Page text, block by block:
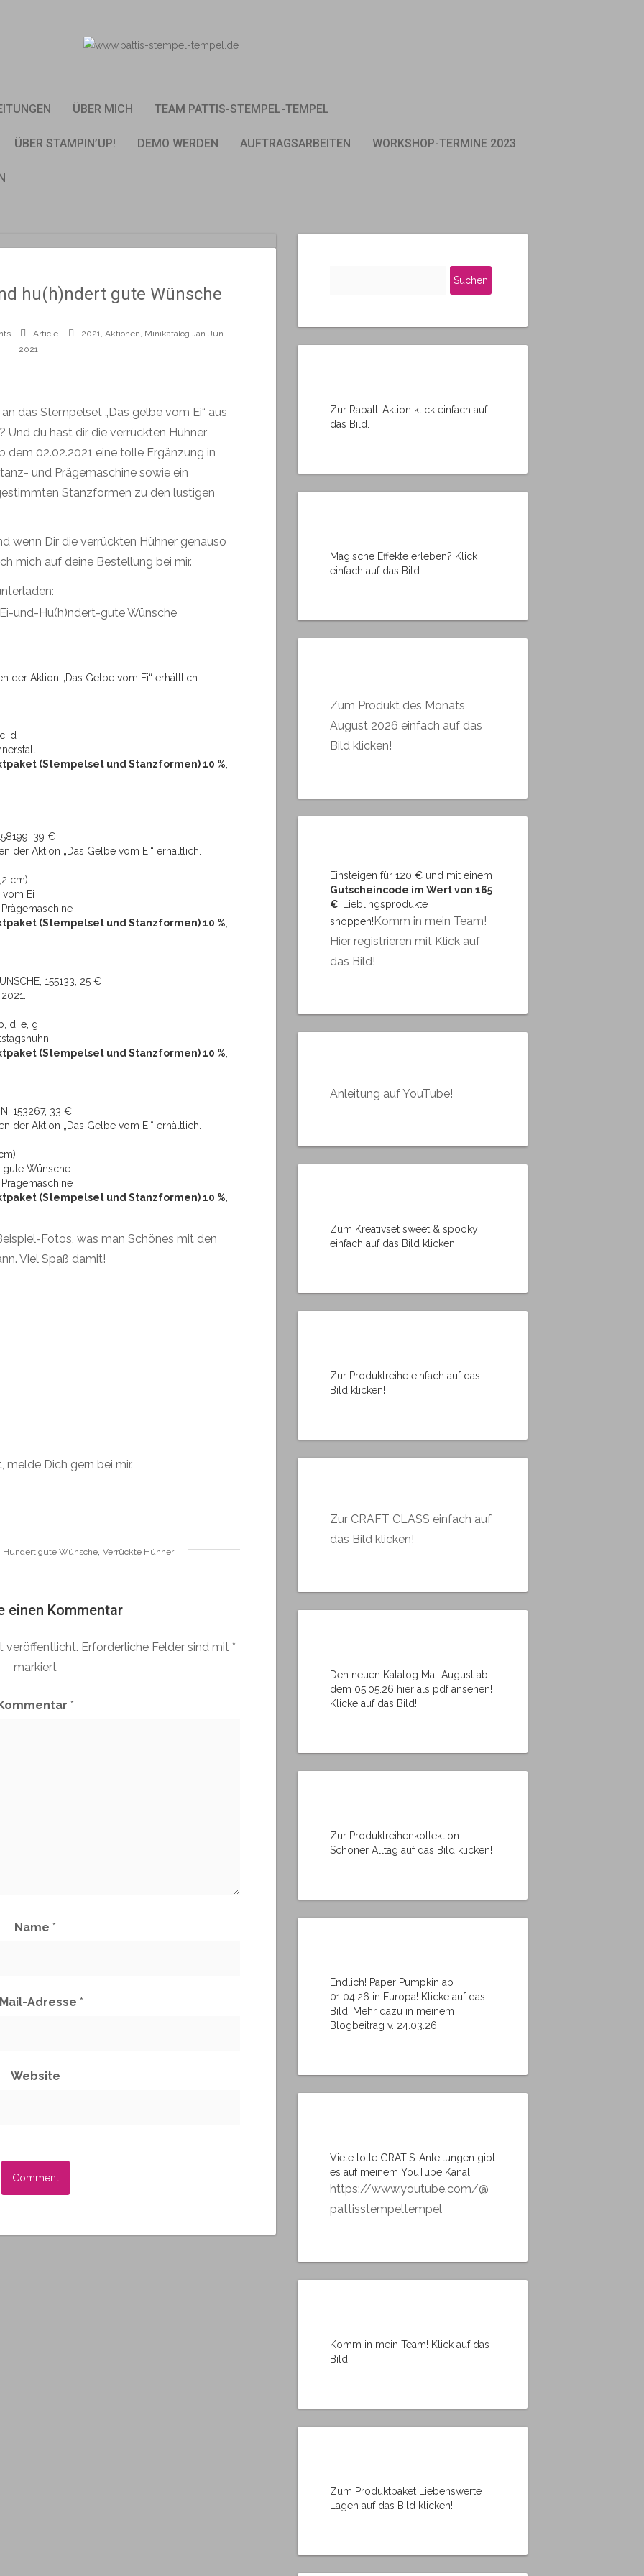
ÜBER MICH TEAM PATTIS-STEMPEL-TEMPEL
ÜBER STAMPIN’UP! DEMO WERDEN AUFTRAGSARBEITEN WORKSHOP-TERMINE 2023
hu(h)ndert gute Wünsche
Article 2021, Aktionen, Minikatalog Jan-Jun
2021
das Stempelset „Das gelbe vom Ei“ aus
Und du hast dir die verrückten Hühner
02.02.2021 eine tolle Ergänzung in
und Prägemaschine sowie ein
Stanzformen zu den lustigen
wenn Dir die verrückten Hühner genauso
mich auf deine Bestellung bei mir.
und-Hu(h)ndert-gute Wünsche
der Aktion „Das Gelbe vom Ei“ erhältlich
d
(Stempelset und Stanzformen) 10 %
39 €
der Aktion „Das Gelbe vom Ei“ erhältlich.
cm)
vom Ei
(Stempelset und Stanzformen) 10 %
155133, 25 €
d, e, g
(Stempelset und Stanzformen) 10 %
153267, 33 €
der Aktion „Das Gelbe vom Ei“ erhältlich.
gute Wünsche
(Stempelset und Stanzformen) 10 %
Fotos, was man Schönes mit den
Viel Spaß damit!
melde Dich gern bei mir.
Hundert gute Wünsche, Verrückte Hühner
einen Kommentar
veröffentlicht. Erforderliche Felder sind mit *
markiert
*
Name *
Adresse *
Website
Zur Rabatt-Aktion klick einfach auf
das Bild.
Magische Effekte erleben? Klick
einfach auf das Bild.
Zum Produkt des Monats
August 2026 einfach auf das
Bild klicken!
Einsteigen für 120 € und mit einem
Gutscheincode im Wert von 165
€
Lieblingsprodukte
shoppen!Komm in mein Team!
Hier registrieren mit Klick auf
das Bild!
Anleitung auf YouTube!
Zum Kreativset sweet & spooky
einfach auf das Bild klicken!
Zur Produktreihe einfach auf das
Bild klicken!
Zur CRAFT CLASS einfach auf
das Bild klicken!
Den neuen Katalog Mai-August ab
dem 05.05.26 hier als pdf ansehen!
Klicke auf das Bild!
Zur Produktreihenkollektion
Schöner Alltag auf das Bild klicken!
Endlich! Paper Pumpkin ab
01.04.26 in Europa! Klicke auf das
Bild! Mehr dazu in meinem
Blogbeitrag v. 24.03.26
Viele tolle GRATIS-Anleitungen gibt
es auf meinem YouTube Kanal:
https://www.youtube.com/@
pattisstempeltempel
Komm in mein Team! Klick auf das
Bild!
Zum Produktpaket Liebenswerte
Lagen auf das Bild klicken!